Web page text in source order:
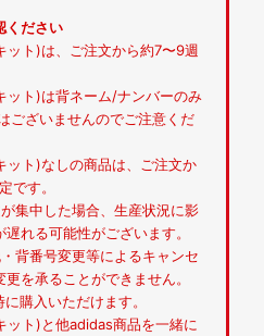
ください
ット)は、ご注文から約7〜9週
ット)は背ネーム/ナンバーのみ
ございませんのでご注意くだ
ット)なしの商品は、ご注文か
です。
集中した場合、生産状況に影
れる可能性がございます。
背番号変更等によるキャンセ
を承ることができません。
購入いただけます。
ット)と他adidas商品を一緒に